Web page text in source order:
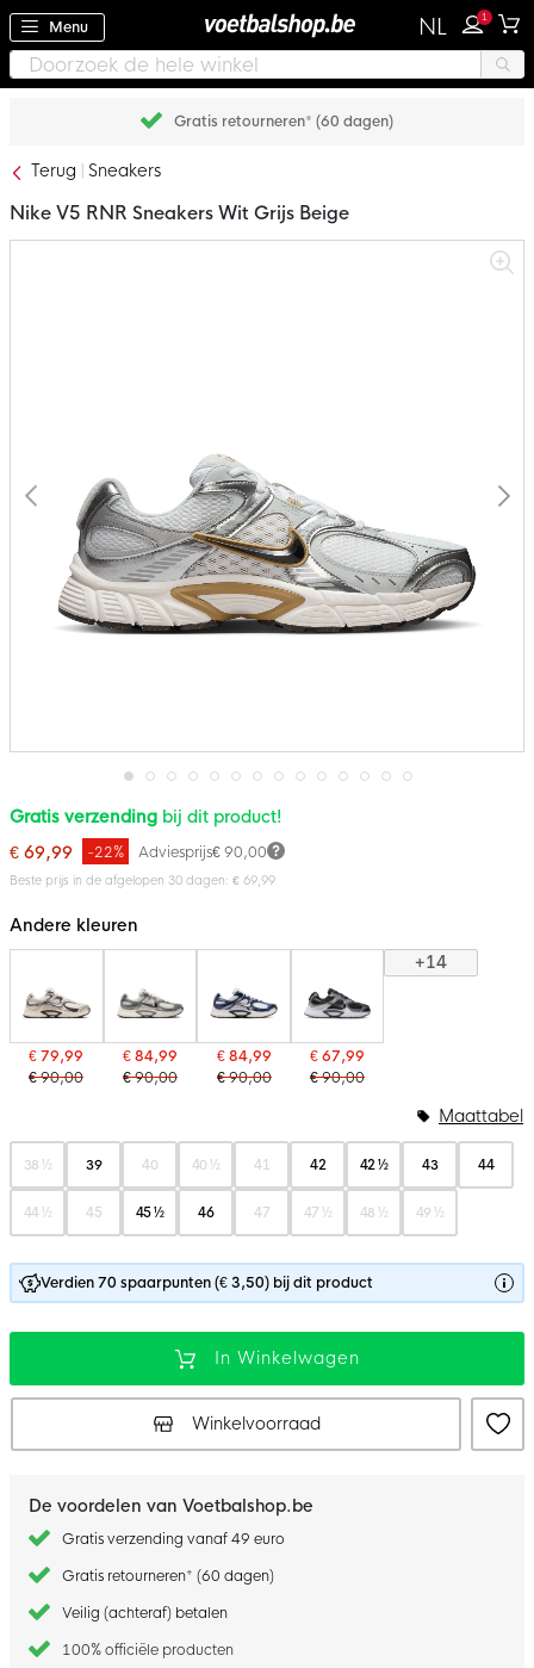
Menu NL 1
Gratis retourneren* (60 dagen)
Terug Sneakers
Ga
naar
begin
van
gallerij
Nike V5 RNR Sneakers Wit Grijs Beige
Gratis verzending bij dit product!
€ 69,99
Adviesprijs€ 90,00
-22%
Beste prijs in de afgelopen 30 dagen: € 69,99
Andere kleuren
€ 79,99
€ 90,00
€ 84,99
€ 90,00
€ 84,99
€ 90,00
€ 67,99
€ 90,00
+14
38 ½ 39 40 40 ½ 41 42 42 ½ 43 44
44 ½ 45 45 ½ 46 47 47 ½ 48 ½ 49 ½
Maattabel
Verdien 70 spaarpunten (€ 3,50) bij dit product
In Winkelwagen
Winkelvoorraad
De voordelen van Voetbalshop.be
Gratis verzending vanaf 49 euro
Gratis retourneren* (60 dagen)
Veilig (achteraf) betalen
100% officiële producten